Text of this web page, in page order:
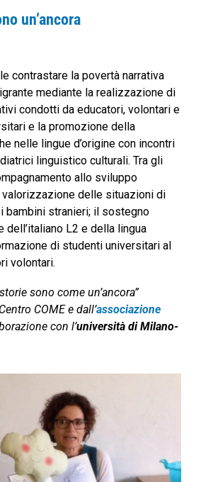
un’ancora
contrastare la povertà narrativa
mediante la realizzazione di
condotti da educatori, volontari e
e la promozione della
nelle lingue d’origine con incontri
linguistico culturali. Tra gli
allo sviluppo
delle situazioni di
bambini stranieri; il sostegno
dell’italiano L2 e della lingua
di studenti universitari al
volontari.
sono come un’ancora”
COME e dall’associazione
con l’università di Milano-